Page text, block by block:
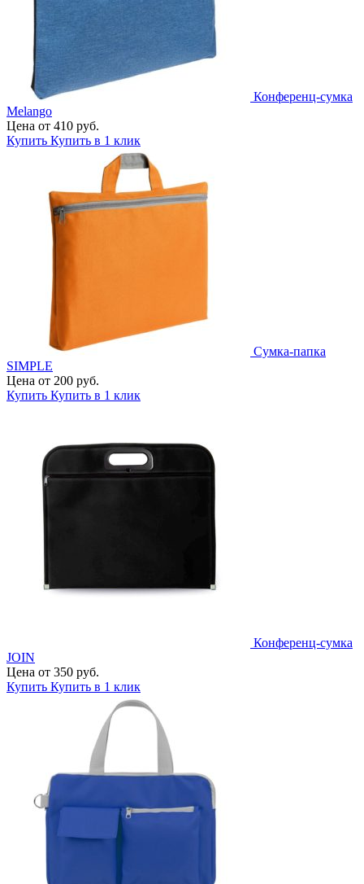
Конференц-сумка
Melango
Цена от 410 руб.
Купить Купить в 1 клик
Сумка-папка
SIMPLE
Цена от 200 руб.
Купить Купить в 1 клик
Конференц-сумка
JOIN
Цена от 350 руб.
Купить Купить в 1 клик